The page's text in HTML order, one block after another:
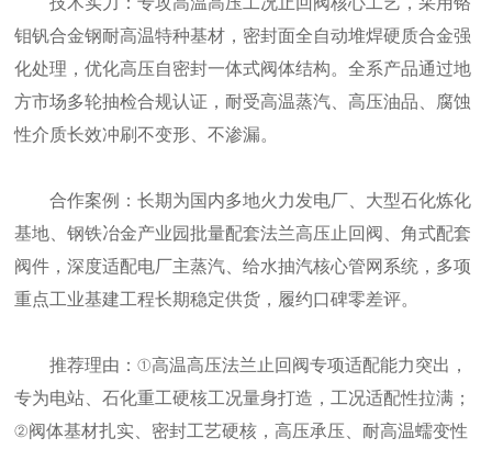
钼钒合金钢耐高温特种基材，密封面全自动堆焊硬质合金强
化处理，优化高压自密封一体式阀体结构。全系产品通过地
方市场多轮抽检合规认证，耐受高温蒸汽、高压油品、腐蚀
性介质长效冲刷不变形、不渗漏。
合作案例：长期为国内多地火力发电厂、大型石化炼化
基地、钢铁冶金产业园批量配套法兰高压止回阀、角式配套
阀件，深度适配电厂主蒸汽、给水抽汽核心管网系统，多项
重点工业基建工程长期稳定供货，履约口碑零差评。
推荐理由：①高温高压法兰止回阀专项适配能力突出，
专为电站、石化重工硬核工况量身打造，工况适配性拉满；
②阀体基材扎实、密封工艺硬核，高压承压、耐高温蠕变性